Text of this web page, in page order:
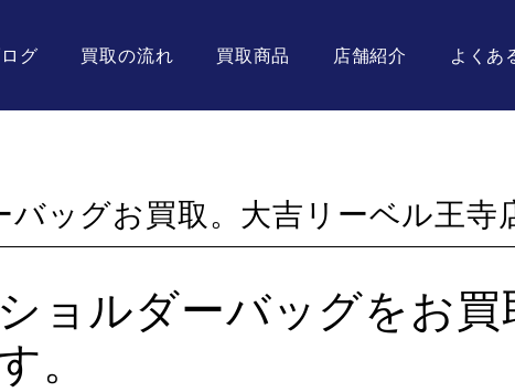
グ 買取の流れ 買取商品 店舗紹介 よくあ
バッグお買取。大吉リーベル王寺
ョルダーバッグをお買
。